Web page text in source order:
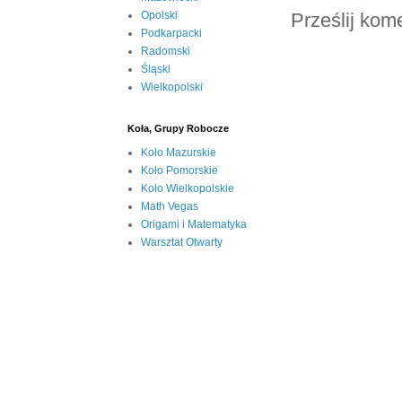
Prześlij
Opolski
Podkarpacki
Radomski
Śląski
Wielkopolski
Koła, Grupy Robocze
Koło Mazurskie
Koło Pomorskie
Koło Wielkopolskie
Math Vegas
Origami i Matematyka
Warsztat Otwarty